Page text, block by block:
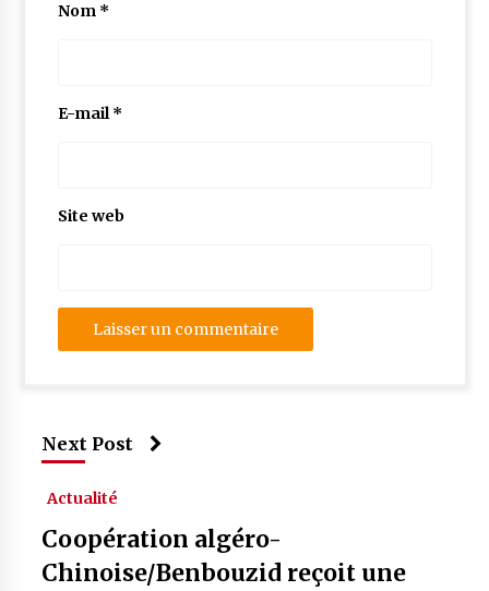
Nom *
E-mail*
Site web
Next Post
Actualité
Coopération algéro-
Chinoise/Benbouzid reçoit une